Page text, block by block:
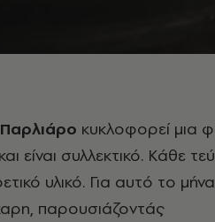
κυκλοφορεί μια
είναι συλλεκτικό. Κάθε
υλικό. Για αυτό το
παρουσιάζοντάς